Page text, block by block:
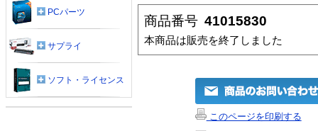
商品番号 41015830
本商品は販売を終了しました
このページを印刷する
PCパーツ
サプライ
ソフト・ライセンス